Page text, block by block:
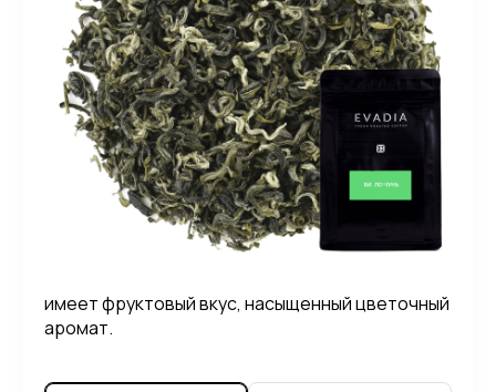
имеет фруктовый вкус, насыщенный цветочный
аромат.